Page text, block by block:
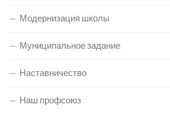
Модернизация школы
Муниципальное задание
Наставничество
Наш профсоюз